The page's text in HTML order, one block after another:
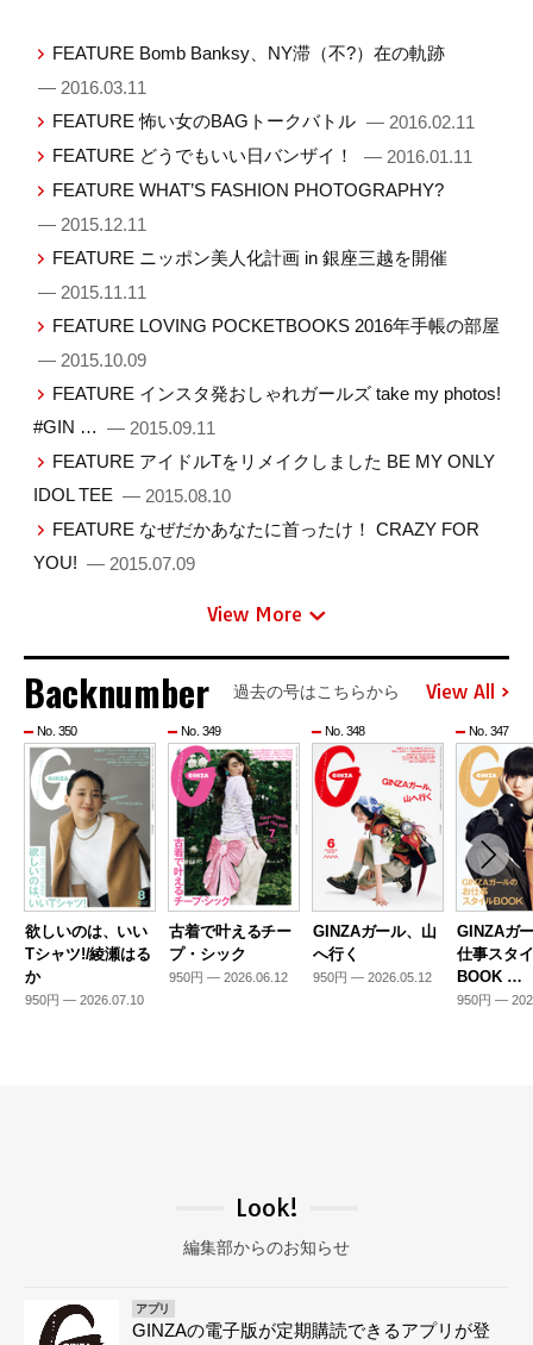
FEATURE Bomb Banksy、NY滞（不?）在の軌跡
— 2016.03.11
FEATURE 怖い女のBAGトークバトル — 2016.02.11
FEATURE どうでもいい日バンザイ！
— 2016.01.11
FEATURE WHAT’S FASHION PHOTOGRAPHY?
— 2015.12.11
FEATURE ニッポン美人化計画 in 銀座三越を開催
— 2015.11.11
FEATURE LOVING POCKETBOOKS 2016年手帳の部屋
— 2015.10.09
FEATURE インスタ発おしゃれガールズ take my photos!
#GIN … — 2015.09.11
FEATURE アイドルTをリメイクしました BE MY ONLY
IDOL TEE — 2015.08.10
FEATURE なぜだかあなたに首ったけ！ CRAZY FOR
YOU! — 2015.07.09
View More
Backnumber 過去の号はこちらから View All
No. 350
欲しいのは、いい
Tシャツ!/綾瀬はる
か
950円 — 2026.07.10
No. 349
古着で叶えるチー
プ・シック
950円 — 2026.06.12
No. 348
GINZAガール、山
へ行く
950円 — 2026.05.12
No. 347
GINZAガ
仕事スタ
BOOK …
950円 —
Look!
編集部からのお知らせ
アプリ
GINZAの電子版が定期購読できるアプリが登